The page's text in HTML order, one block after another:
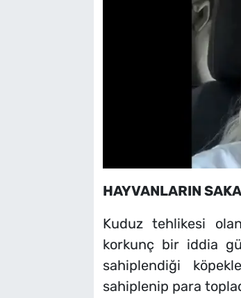
HAYVANLARIN
Kuduz tehlikesi
korkunç bir iddia
sahiplendiği
sahiplenip para